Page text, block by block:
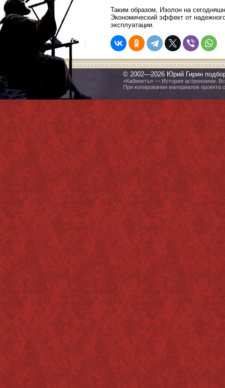
Таким образом, Изолон на
Экономический эффект от
эксплуатации.
© 2002—2026 Юрий Гирин
«Кабинетъ» — История астрономии.
При копировании материалов проекта